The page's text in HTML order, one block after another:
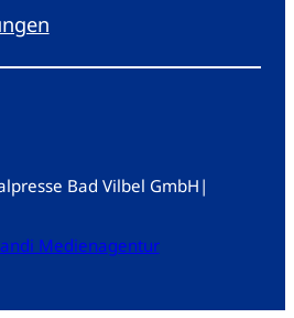
Bad Vilbel GmbH |
Medienagentur